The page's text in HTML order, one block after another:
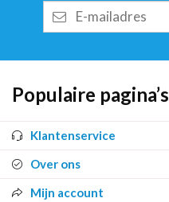
mailadres
Populaire pagina’s
Klantenservice
Over ons
Mijn account